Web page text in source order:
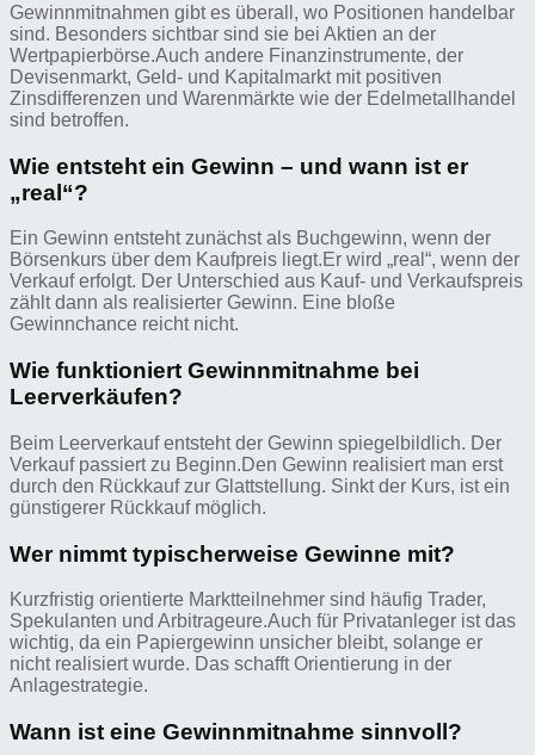
Gewinnmitnahmen gibt es überall, wo Positionen handelbar
sind. Besonders sichtbar sind sie bei Aktien an der
Wertpapierbörse.Auch andere Finanzinstrumente, der
Devisenmarkt, Geld- und Kapitalmarkt mit positiven
Zinsdifferenzen und Warenmärkte wie der Edelmetallhandel
sind betroffen.
Wie entsteht ein Gewinn – und wann ist er
„real“?
Ein Gewinn entsteht zunächst als Buchgewinn, wenn der
Börsenkurs über dem Kaufpreis liegt.Er wird „real“, wenn der
Verkauf erfolgt. Der Unterschied aus Kauf- und Verkaufspreis
zählt dann als realisierter Gewinn. Eine bloße
Gewinnchance reicht nicht.
Wie funktioniert Gewinnmitnahme bei
Leerverkäufen?
Beim Leerverkauf entsteht der Gewinn spiegelbildlich. Der
Verkauf passiert zu Beginn.Den Gewinn realisiert man erst
durch den Rückkauf zur Glattstellung. Sinkt der Kurs, ist ein
günstigerer Rückkauf möglich.
Wer nimmt typischerweise Gewinne mit?
Kurzfristig orientierte Marktteilnehmer sind häufig Trader,
Spekulanten und Arbitrageure.Auch für Privatanleger ist das
wichtig, da ein Papiergewinn unsicher bleibt, solange er
nicht realisiert wurde. Das schafft Orientierung in der
Anlagestrategie.
Wann ist eine Gewinnmitnahme sinnvoll?